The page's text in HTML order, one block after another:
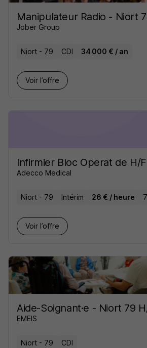
Manipulateur Radio - Niort
Jober Group
Niort - 79 CDI 34 000 € / an
Voir l’offre
Infirmier Bloc Operat de H/F
Adecco Medical
Niort - 79 Intérim 26 € / heure
Voir l’offre
Aide-Soignant·e - Niort 79
EMEIS
Niort - 79 CDI